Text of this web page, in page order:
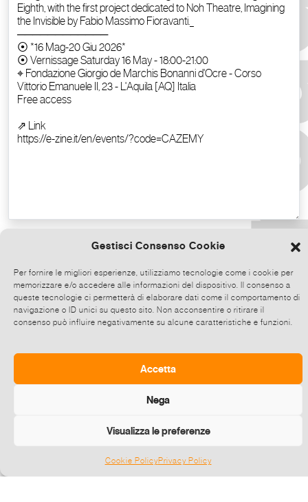
Gestisci Consenso Cookie
Per fornire le migliori esperienze, utilizziamo tecnologie come i cookie per
memorizzare e/o accedere alle informazioni del dispositivo. Il consenso a
queste tecnologie ci permetterà di elaborare dati come il comportamento di
navigazione o ID unici su questo sito. Non acconsentire o ritirare il
consenso può influire negativamente su alcune caratteristiche e funzioni.
Accetta
Nega
Visualizza le preferenze
Cookie PolicyPrivacy Policy
Copy the text
Share on Whatsapp, click and then
choose up to 5 contacts at a time to share
this event.
Send